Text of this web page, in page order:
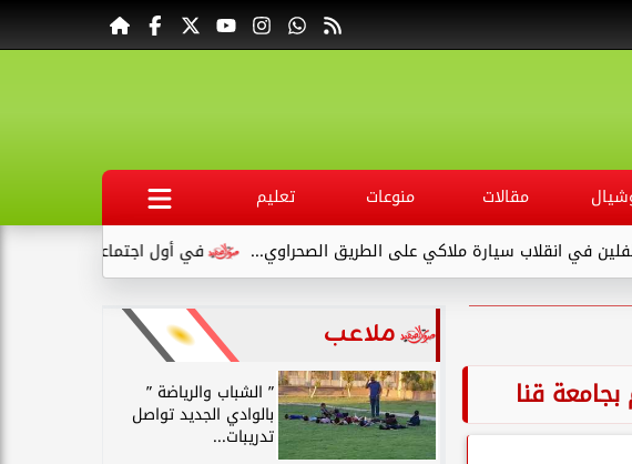
مقالات منوعات
تعليم
في أول اجتماعاته .. وكيل صحة قنا
سيارة ملاكي على الطريق الصحراوي...
قنا
ملاعب
” الشباب والرياضة ”
بالوادي الجديد تواصل
تدريبات...